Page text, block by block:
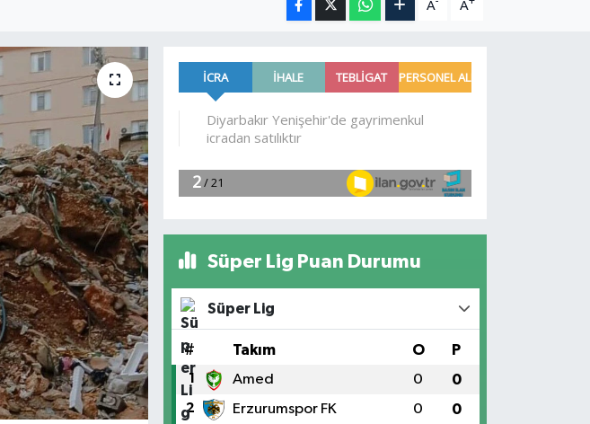
A A
Süper Lig Puan Durumu
Süper Lig
# Takım O P
1 Amed 0 0
2 Erzurumspor FK 0 0